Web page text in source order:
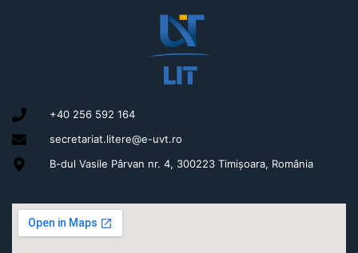
+40 256 592 164
secretariat.litere@e-uvt.ro
B-dul Vasile Pârvan nr. 4, 300223 Timișoara, România